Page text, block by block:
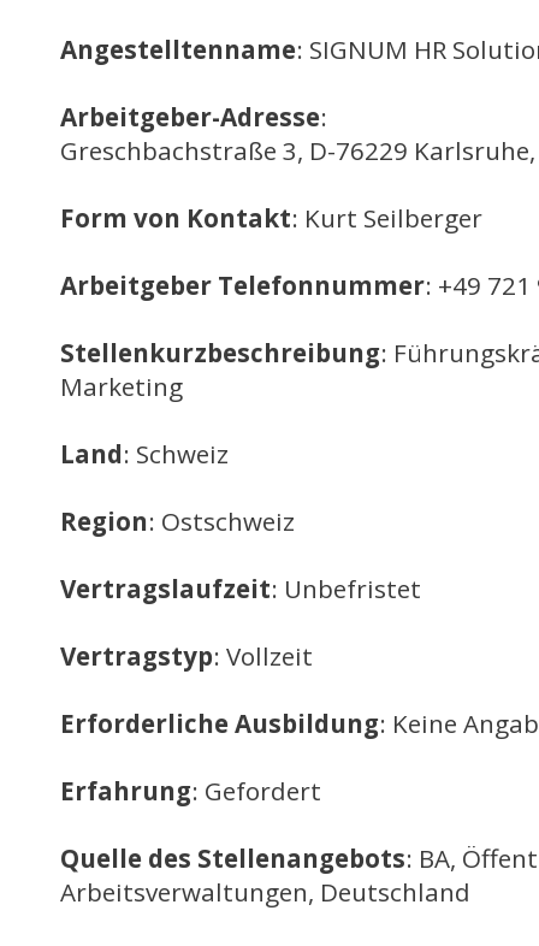
Angestelltenname: SIGNUM HR
Arbeitgeber-Adresse:
Greschbachstraße 3, D-76229
Form von Kontakt: Kurt Seilberger
Arbeitgeber Telefonnummer: +49
Stellenkurzbeschreibung:
Marketing
Land: Schweiz
Region: Ostschweiz
Vertragslaufzeit: Unbefristet
Vertragstyp: Vollzeit
Erforderliche Ausbildung: Keine
Erfahrung: Gefordert
Quelle des Stellenangebots: BA,
Arbeitsverwaltungen, Deutschland